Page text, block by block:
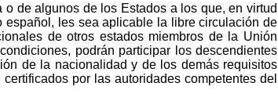
de algunos de los Estados a los que, en virtud
les sea aplicable la libre circulación de
de otros estados miembros de la Unión
podrán participar los descendientes
de la nacionalidad y de los demás requisitos
por las autoridades competentes del